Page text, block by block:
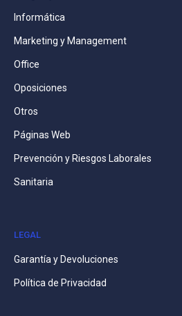
Informática
Marketing y Management
Office
Oposiciones
Otros
Páginas Web
Prevención y Riesgos Laborales
Sanitaria
LEGAL
Garantía y Devoluciones
Política de Privacidad